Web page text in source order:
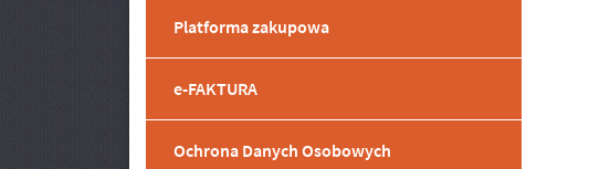
Platforma zakupowa
e-FAKTURA
Ochrona Danych Osobowych